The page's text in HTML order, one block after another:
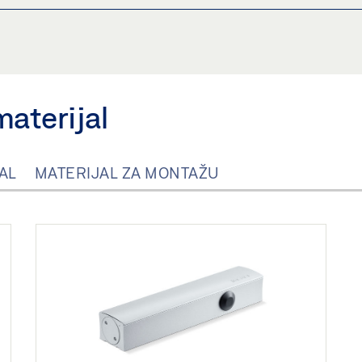
VODILICOM I PLOČOM ZA MONTAŽU U MONTAŽI
Podijeli
MATERIJAL ZA MONTAŽU